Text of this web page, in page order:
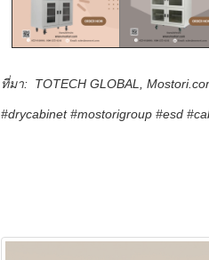
ที่มา: TOTECH GLOBAL,
#drycabinet #mostorigroup #esd